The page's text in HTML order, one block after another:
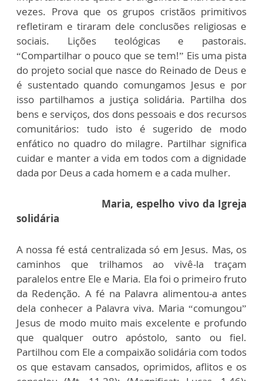
vezes. Prova que os grupos cristãos primitivos
refletiram e tiraram dele conclusões religiosas e
sociais. Lições teológicas e pastorais.
“Compartilhar o pouco que se tem!” Eis uma pista
do projeto social que nasce do Reinado de Deus e
é sustentado quando comungamos Jesus e por
isso partilhamos a justiça solidária. Partilha dos
bens e serviços, dos dons pessoais e dos recursos
comunitários: tudo isto é sugerido de modo
enfático no quadro do milagre. Partilhar significa
cuidar e manter a vida em todos com a dignidade
dada por Deus a cada homem e a cada mulher.
Maria, espelho vivo da Igreja
solidária
A nossa fé está centralizada só em Jesus. Mas, os
caminhos que trilhamos ao vivê-la traçam
paralelos entre Ele e Maria. Ela foi o primeiro fruto
da Redenção. A fé na Palavra alimentou-a antes
dela conhecer a Palavra viva. Maria “comungou”
Jesus de modo muito mais excelente e profundo
que qualquer outro apóstolo, santo ou fiel.
Partilhou com Ele a compaixão solidária com todos
os que estavam cansados, oprimidos, aflitos e os